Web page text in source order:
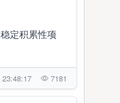
定积累性项
23:48:17 7181